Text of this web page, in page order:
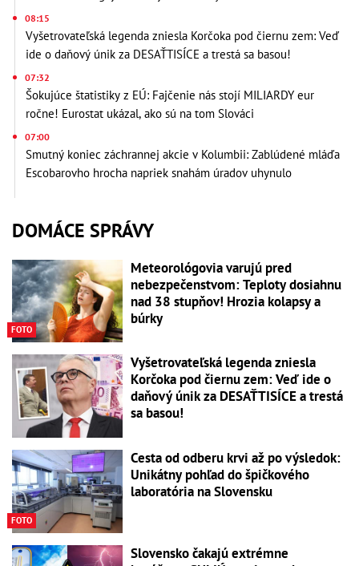
08:15
Vyšetrovateľská legenda zniesla Korčoka pod čiernu zem: Veď
ide o daňový únik za DESAŤTISÍCE a trestá sa basou!
07:32
Šokujúce štatistiky z EÚ: Fajčenie nás stojí MILIARDY eur
ročne! Eurostat ukázal, ako sú na tom Slováci
07:00
Smutný koniec záchrannej akcie v Kolumbii: Zablúdené mláďa
Escobarovho hrocha napriek snahám úradov uhynulo
DOMÁCE SPRÁVY
FOTO
Meteorológovia varujú pred
nebezpečenstvom: Teploty dosiahnu
nad 38 stupňov! Hrozia kolapsy a
búrky
Vyšetrovateľská legenda zniesla
Korčoka pod čiernu zem: Veď ide o
daňový únik za DESAŤTISÍCE a trestá
sa basou!
FOTO
Cesta od odberu krvi až po výsledok:
Unikátny pohľad do špičkového
laboratória na Slovensku
Slovensko čakajú extrémne